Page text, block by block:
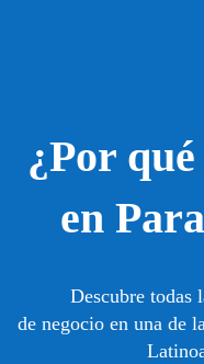
¿Por
en
Descubre todas
de negocio en una de